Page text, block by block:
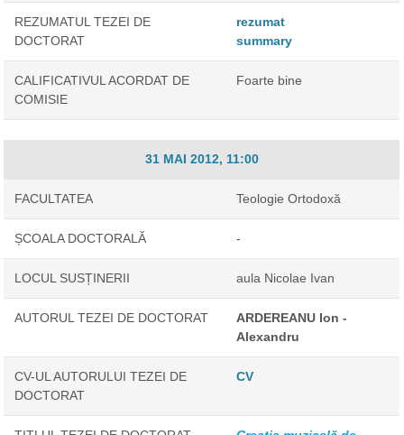
REZUMATUL TEZEI DE
DOCTORAT
rezumat
summary
CALIFICATIVUL ACORDAT DE
COMISIE
Foarte bine
31 MAI 2012, 11:00
FACULTATEA Teologie Ortodoxă
ȘCOALA DOCTORALĂ -
LOCUL SUSȚINERII aula Nicolae Ivan
AUTORUL TEZEI DE DOCTORAT
ARDEREANU Ion -
Alexandru
CV-UL AUTORULUI TEZEI DE
DOCTORAT
CV